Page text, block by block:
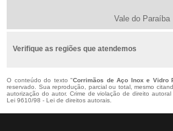
Vale do Paraíba
Verifique as regiões que atendemos
O conteúdo do texto "Corrimãos de Aço Inox e Vidro
reservado. Sua reprodução, parcial ou total, mesmo
autorização do autor. Crime de violação de direito
Lei 9610/98 - Lei de direitos autorais